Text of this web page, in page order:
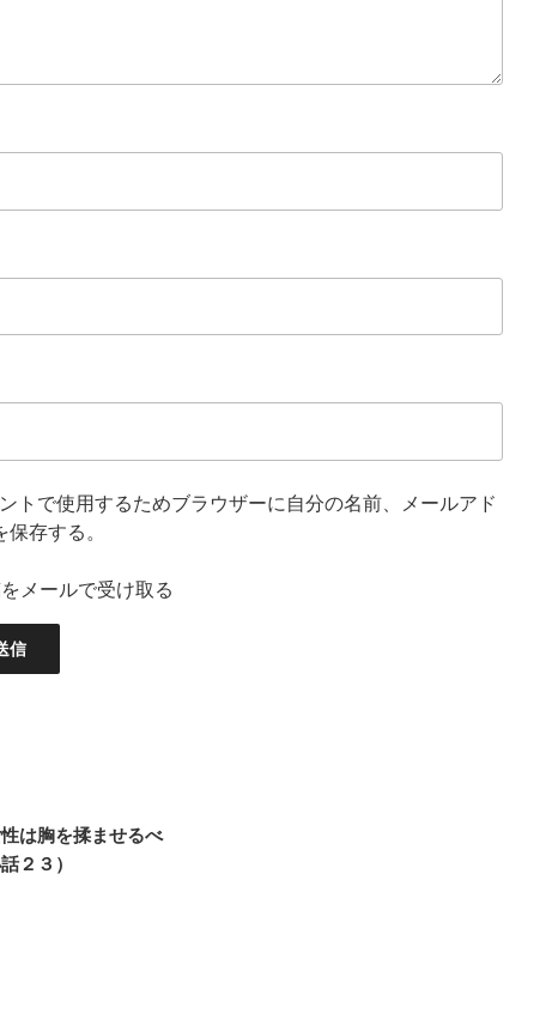
トで使用するためブラウザーに自分の名前、メールアド
存する。
メールで受け取る
は胸を揉ませるべ
２３）